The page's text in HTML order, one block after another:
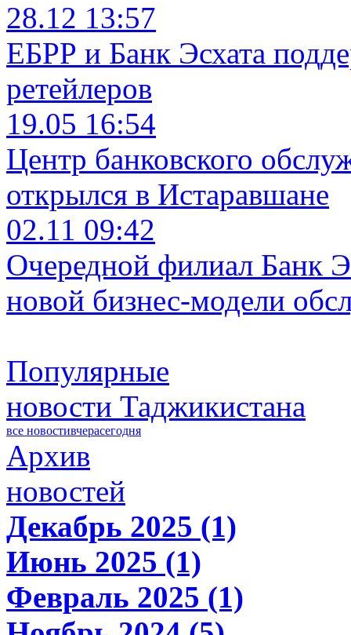
28.12 13:57
ЕБРР и Банк Эсхата
ретейлеров
19.05 16:54
Центр банковского
открылся в Истаравшане
02.11 09:42
Очередной филиал Банк
новой бизнес-модели
Популярные
новости Таджикистана
все новостивчерасегодня
Архив
новостей
Декабрь 2025 (1)
Июнь 2025 (1)
Февраль 2025 (1)